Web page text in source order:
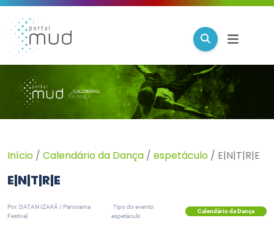
Início / Calendário da Dança / espetáculo / E|N|T|R|E
E|N|T|R|E
Por: DATAN IZAKÁ / Panorama
Festival
Tipo do evento:
espetáculo
Calendário da Dança